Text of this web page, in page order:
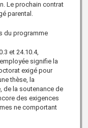
Le prochain contrat
parental.
du programme
et 24.10.4,
signifie la
exigé pour
thèse, la
de la soutenance de
des exigences
ne comportant